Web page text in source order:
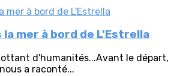
la mer à bord de L'Estrella
d'humanités...Avant le départ,
a raconté...